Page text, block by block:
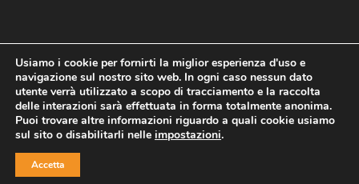
Home Statuto e bilancio
Contatti
Privacy
Cookie Child Protection Policy
Copyright © 2021 AddioPizzo | Tutti i diritti riservati | Sede
Usiamo i cookie per fornirti la miglior esperienza d'uso e
navigazione sul nostro sito web. In ogni caso nessun dato
utente verrà utilizzato a scopo di tracciamento e la raccolta
delle interazioni sarà effettuata in forma totalmente anonima.
Puoi trovare altre informazioni riguardo a quali cookie usiamo
sul sito o disabilitarli nelle impostazioni.
Accetta